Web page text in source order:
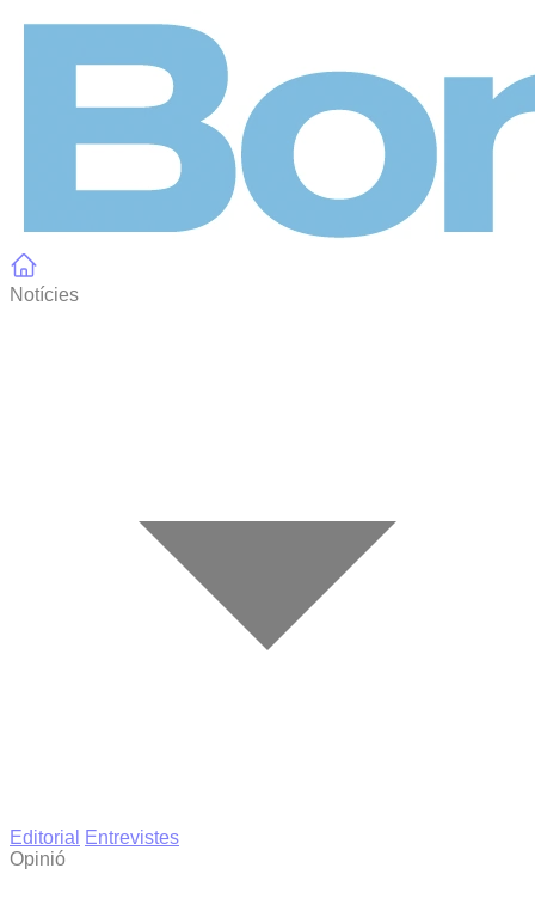
Notícies
Editorial
Entrevistes
Opinió